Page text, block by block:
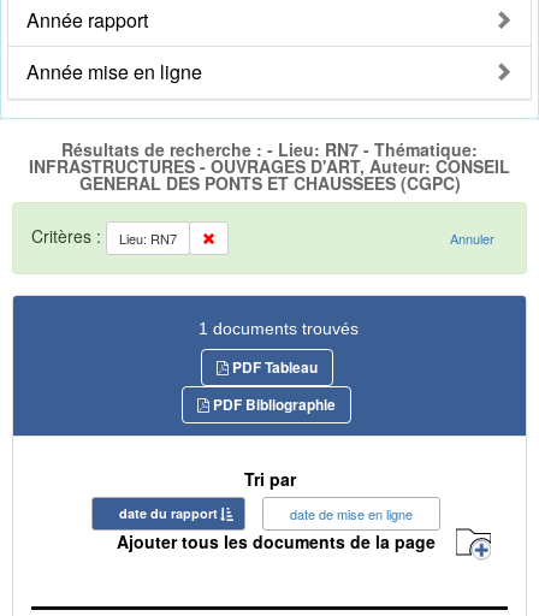
Année rapport
Année mise en ligne
Résultats de recherche : - Lieu: RN7 - Thématique:
INFRASTRUCTURES - OUVRAGES D'ART, Auteur: CONSEIL
GENERAL DES PONTS ET CHAUSSEES (CGPC)
Critères : Lieu: RN7 Annuler
1 documents trouvés
PDF Tableau
PDF Bibliographie
Tri par
date du rapport date de mise en ligne
Ajouter tous les documents de la page